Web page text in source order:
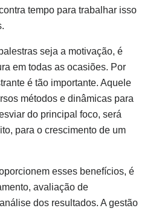
tempo para trabalhar isso
seja a motivação, é
em todas as ocasiões. Por
é tão importante. Aquele
métodos e dinâmicas para
do principal foco, será
para o crescimento de um
esses benefícios, é
avaliação de
dos resultados. A gestão